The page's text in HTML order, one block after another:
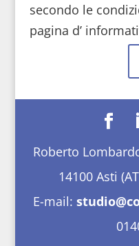
secondo le
pagina d’
Roberto
14100 Asti
E-mail: